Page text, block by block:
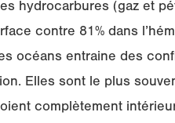
hydrocarbures (gaz et
contre 81% dans
océans entraine des
Elles sont le plus
complètement